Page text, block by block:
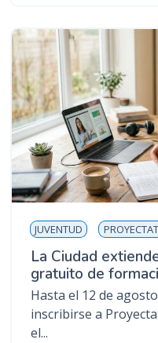
JUVENTUD
La Ciudad
gratuito de
Hasta el 12 de
inscribirse a
el...